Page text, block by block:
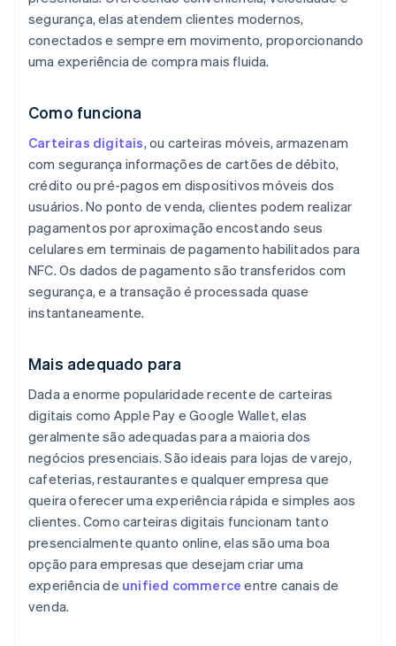
segurança, elas atendem clientes modernos,
conectados e sempre em movimento, proporcionando
uma experiência de compra mais fluida.
Como funciona
Carteiras digitais, ou carteiras móveis, armazenam
com segurança informações de cartões de débito,
crédito ou pré-pagos em dispositivos móveis dos
usuários. No ponto de venda, clientes podem realizar
pagamentos por aproximação encostando seus
celulares em terminais de pagamento habilitados para
NFC. Os dados de pagamento são transferidos com
segurança, e a transação é processada quase
instantaneamente.
Mais adequado para
Dada a enorme popularidade recente de carteiras
digitais como Apple Pay e Google Wallet, elas
geralmente são adequadas para a maioria dos
negócios presenciais. São ideais para lojas de varejo,
cafeterias, restaurantes e qualquer empresa que
queira oferecer uma experiência rápida e simples aos
clientes. Como carteiras digitais funcionam tanto
presencialmente quanto online, elas são uma boa
opção para empresas que desejam criar uma
experiência de unified commerce entre canais de
venda.